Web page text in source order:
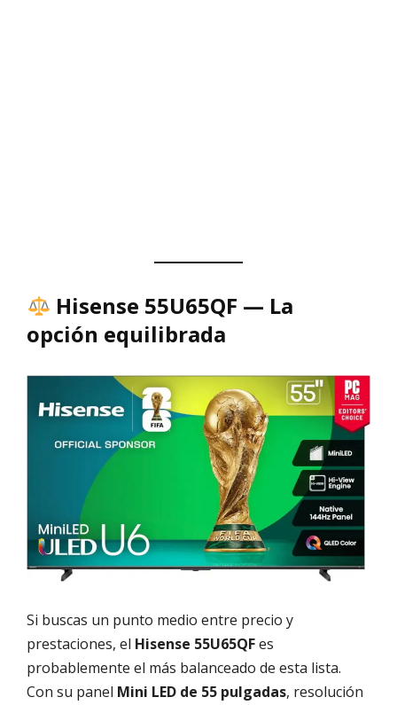
Hisense 55U65QF — La
opción equilibrada
Si buscas un punto medio entre precio y
prestaciones, el Hisense 55U65QFes
probablemente el más balanceado de esta lista.
Con su panel Mini LED de 55 pulgadas, resolución